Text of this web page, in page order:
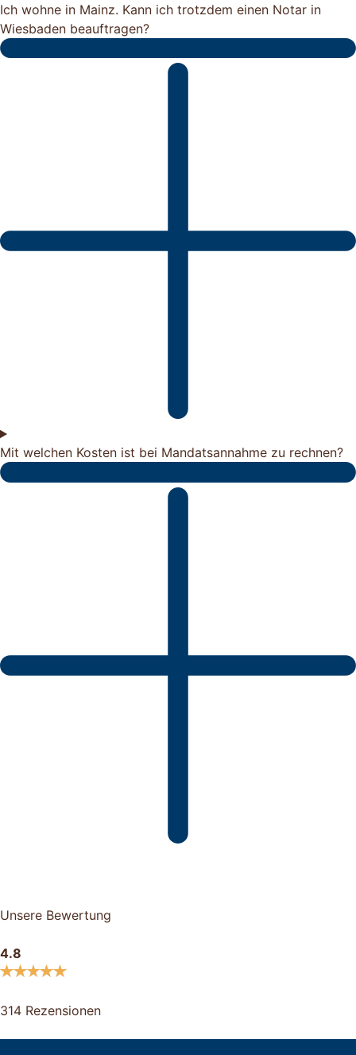
Ich wohne in Mainz. Kann ich trotzdem einen Notar in
Wiesbaden beauftragen?
Mit welchen Kosten ist bei Mandatsannahme zu rechnen?
Unsere Bewertung
4.8
314 Rezensionen